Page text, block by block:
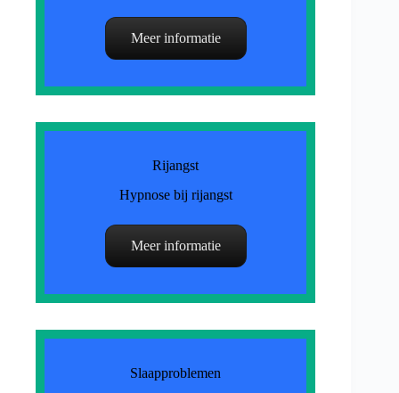
Meer informatie
Rijangst
Hypnose bij rijangst
Meer informatie
Slaapproblemen